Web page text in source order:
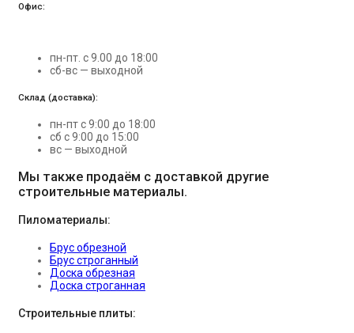
Офис:
пн-пт. с 9.00 до 18:00
сб-вс — выходной
Склад (доставка):
пн-пт с 9:00 до 18:00
сб с 9:00 до 15:00
вс — выходной
Мы также продаём с доставкой другие
строительные материалы.
Пиломатериалы:
Брус обрезной
Брус строганный
Доска обрезная
Доска строганная
Строительные плиты: